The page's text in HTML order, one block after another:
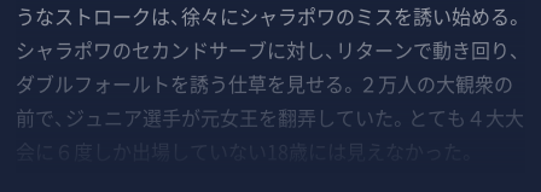
うなストロークは、徐々にシャラポワのミスを誘い始める。
シャラポワのセカンドサーブに対し、リターンで動き回り、
ダブルフォールトを誘う仕草を見せる。２万人の大観衆の
前で、ジュニア選手が元女王を翻弄していた。とても４大大